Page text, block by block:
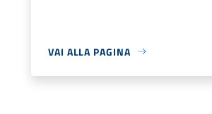
VAI ALLA PAGINA